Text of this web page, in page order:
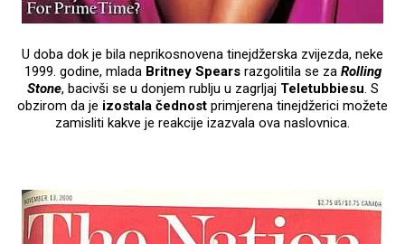
U doba dok je bila neprikosnovena tinejdžerska zvijezda, neke
1999. godine, mlada Britney Spearsrazgolitila se za Rolling
Stone, bacivši se u donjem rublju u zagrljaj Teletubbiesu. S
obzirom da je izostala čednost primjerena tinejdžerici možete
zamisliti kakve je reakcije izazvala ova naslovnica.